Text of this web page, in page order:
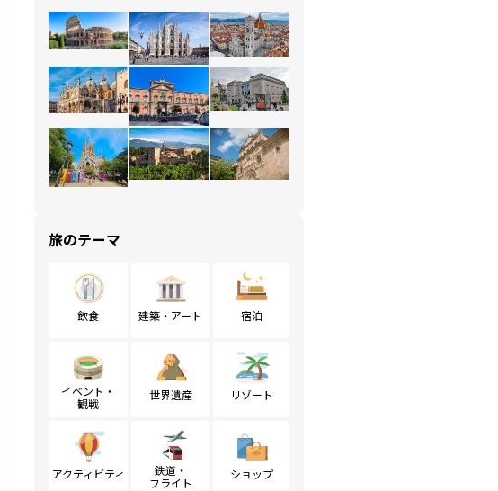
旅のテーマ
飲食 建築・アート 宿泊
イベント・
観戦
世界遺産 リゾート
アクティビティ
鉄道・
フライト
ショップ